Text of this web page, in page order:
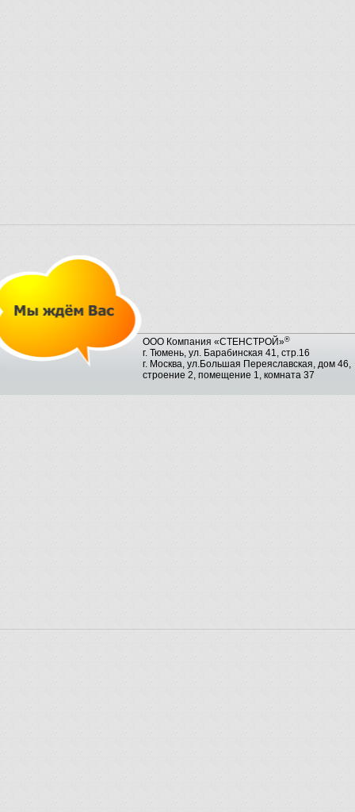
ООО Компания «СТЕНСТРОЙ»®
г. Тюмень, ул. Барабинская 41, стр.16
г. Москва, ул.Большая Переяславская, дом 46,
строение 2, помещение 1, комната 37